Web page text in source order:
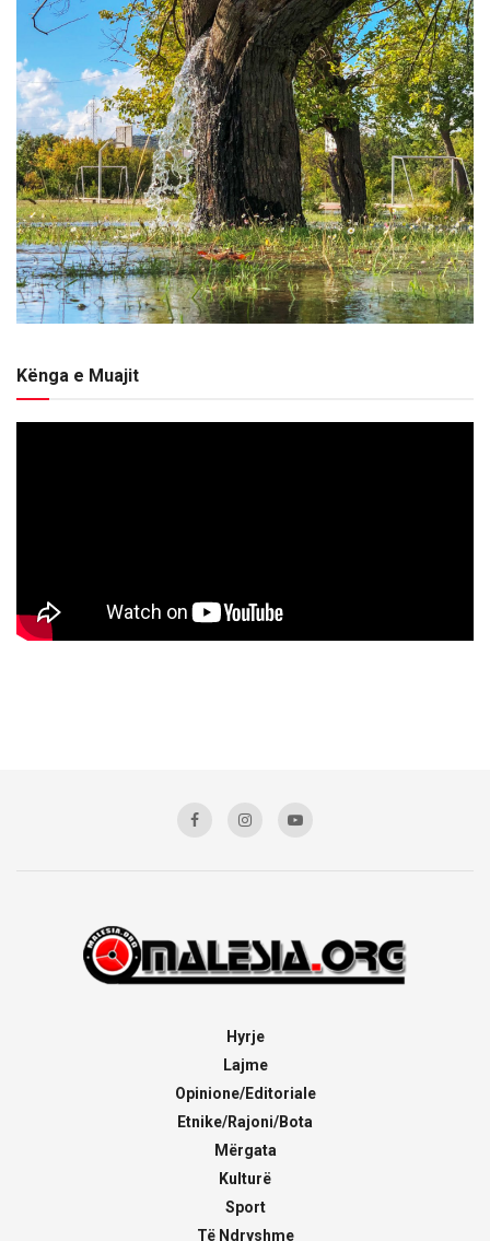
Kënga e Muajit
Hyrje
Lajme
Opinione/Editoriale
Etnike/Rajoni/Bota
Mërgata
Kulturë
Sport
Të Ndryshme